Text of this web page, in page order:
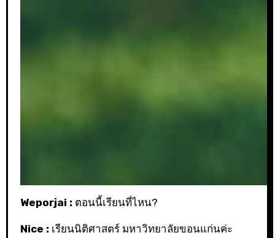
Weporjai : ตอนนี้เรียนที่ไหน?
Nice : เรียนนิติศาสตร์ มหาวิทยาลัยขอนแก่นค่ะ